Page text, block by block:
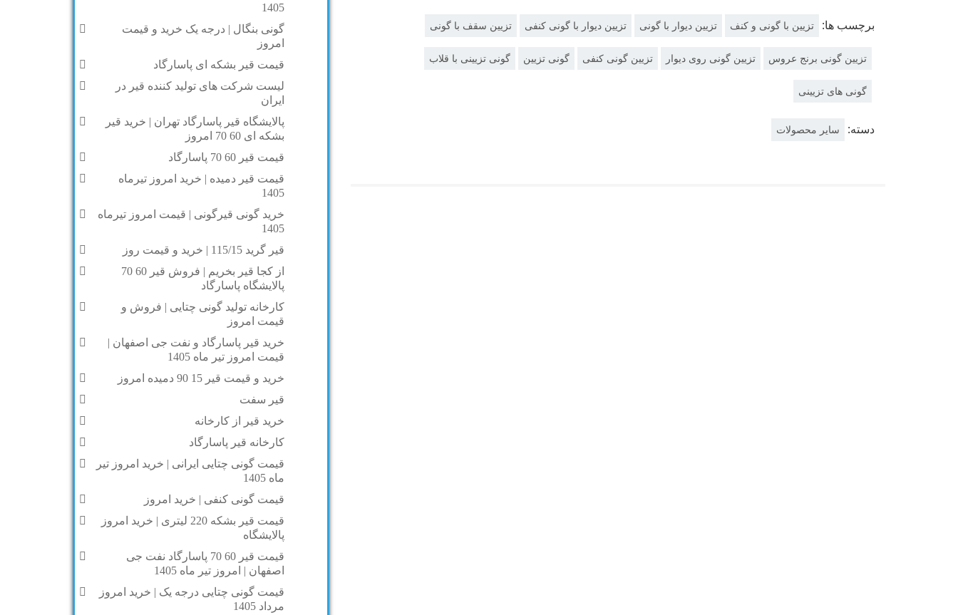
برچسب ها: تزیین با گونی و کنف تزیین دیوار با گونی تزیین دیوار با گونی کنفی تزیین سقف با گونی
تزیین گونی برنج عروس تزیین گونی روی دیوار تزیین گونی کنفی گونی تزیین گونی تزیینی با قلاب
گونی های تزیینی
دسته: سایر محصولات
1405
گونی بنگال | درجه یک خرید و قیمت
امروز
قیمت قیر بشکه ای پاسارگاد
لیست شرکت های تولید کننده قیر در
ایران
پالایشگاه قیر پاسارگاد تهران | خرید قیر
بشکه ای 60 70 امروز
قیمت قیر 60 70 پاسارگاد
قیمت قیر دمیده | خرید امروز تیرماه
1405
خرید گونی قیرگونی | قیمت امروز تیرماه
1405
قیر گرید 115/15 | خرید و قیمت روز
از کجا قیر بخریم | فروش قیر 60 70
پالایشگاه پاسارگاد
کارخانه تولید گونی چتایی | فروش و
قیمت امروز
خرید قیر پاسارگاد و نفت جی اصفهان |
قیمت امروز تیر ماه 1405
خرید و قیمت قیر 15 90 دمیده امروز
قیر سفت
خرید قیر از کارخانه
کارخانه قیر پاسارگاد
قیمت گونی چتایی ایرانی | خرید امروز تیر
ماه 1405
قیمت گونی کنفی | خرید امروز
قیمت قیر بشکه 220 لیتری | خرید امروز
پالایشگاه
قیمت قیر 60 70 پاسارگاد نفت جی
اصفهان | امروز تیر ماه 1405
قیمت گونی چتایی درجه یک | خرید امروز
مرداد 1405